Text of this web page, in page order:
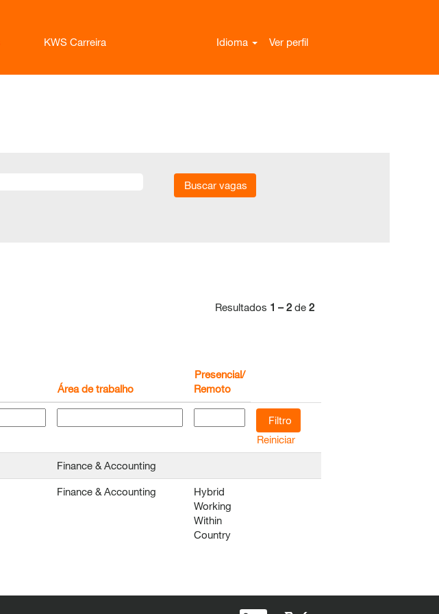
KWS Carreira Idioma Ver perfil
Resultados 1 – 2 de 2
Área de trabalho
Presencial/
Remoto
Reiniciar
Finance & Accounting
Finance & Accounting
Hybrid
Working
Within
Country
A